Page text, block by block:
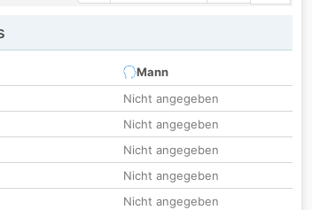
Mann
Nicht angegeben
Nicht angegeben
Nicht angegeben
Nicht angegeben
Nicht angegeben